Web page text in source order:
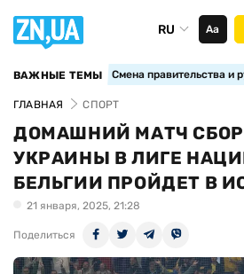
RU Аа
ВАЖНЫЕ ТЕМЫ Смена правительства и
ГЛАВНАЯ СПОРТ
ДОМАШНИЙ МАТЧ
УКРАИНЫ В ЛИГЕ
БЕЛЬГИИ ПРОЙДЕТ В
21 января, 2025, 21:28
Поделиться